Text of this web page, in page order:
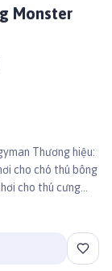
Monster
Thương hiệu:
cho chó thú bông
cho thú cưng